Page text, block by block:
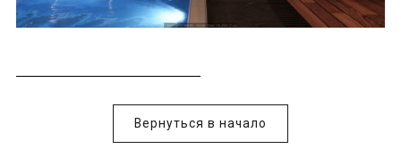
Вернуться в начало